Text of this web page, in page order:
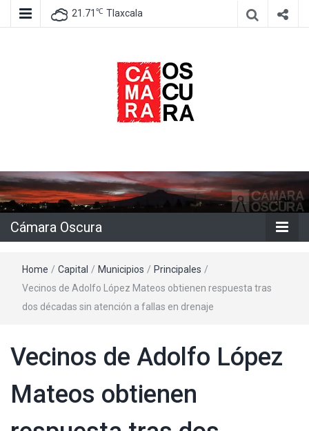
21.71 ℃ Tlaxcala
Cámara
Oscura
Cámara Oscura
Home / Capital / Municipios / Principales /
Vecinos de Adolfo López Mateos obtienen respuesta tras
dos décadas sin atención a fallas en drenaje
Vecinos de Adolfo López
Mateos obtienen